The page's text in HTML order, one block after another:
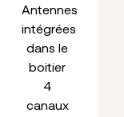
Antennes
intégrées
dans le
boitier
4
canaux